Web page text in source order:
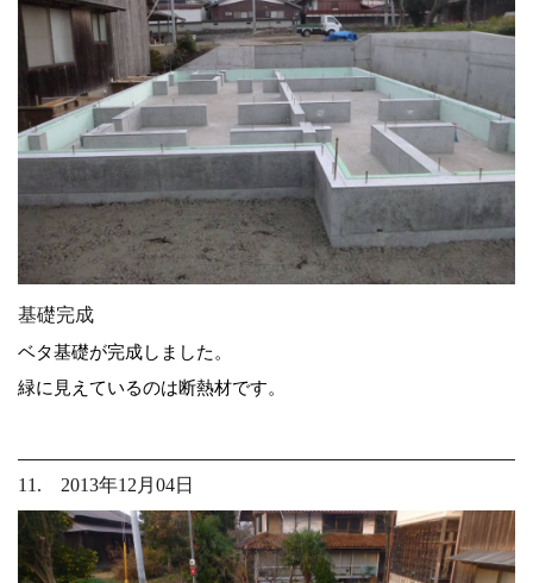
基礎完成
ベタ基礎が完成しました。
緑に見えているのは断熱材です。
11. 2013年12月04日